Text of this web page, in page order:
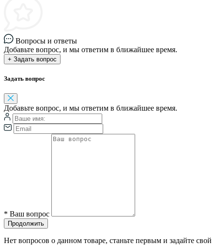
Вопросы и ответы
Добавьте вопрос, и мы ответим в ближайшее время.
+ Задать вопрос
Задать вопрос
Добавьте вопрос, и мы ответим в ближайшее время.
* Ваш вопрос
Продолжить
Нет вопросов о данном товаре, станьте первым и задайте свой